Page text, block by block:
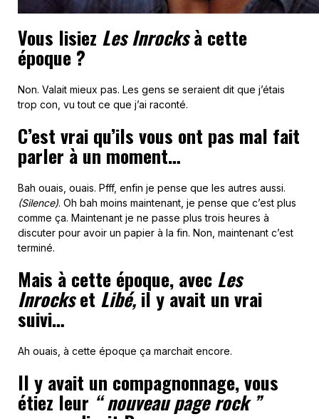
Vous lisiez Les Inrocksà cette
époque ?
Non. Valait mieux pas. Les gens se seraient dit que j’étais
trop con, vu tout ce que j’ai raconté.
C’est vrai qu’ils vous ont pas mal fait
parler à un moment…
Bah ouais, ouais. Pfff, enfin je pense que les autres aussi.
(Silence). Oh bah moins maintenant, je pense que c’est plus
comme ça. Maintenant je ne passe plus trois heures à
discuter pour avoir un papier à la fin. Non, maintenant c’est
terminé.
Mais à cette époque, avec Les
Inrockset Libé, il y avait un vrai
suivi…
Ah ouais, à cette époque ça marchait encore.
Il y avait un compagnonnage, vous
étiez leur “ nouveau page rock ”